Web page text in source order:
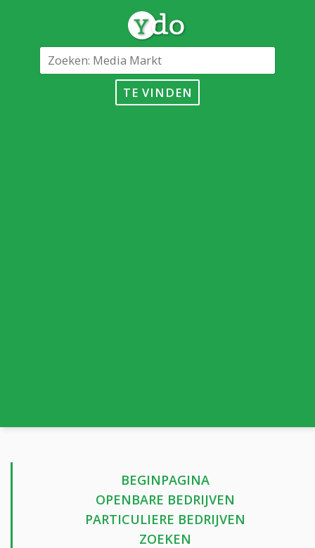
TE VINDEN
BEGINPAGINA
OPENBARE BEDRIJVEN
PARTICULIERE BEDRIJVEN
ZOEKEN